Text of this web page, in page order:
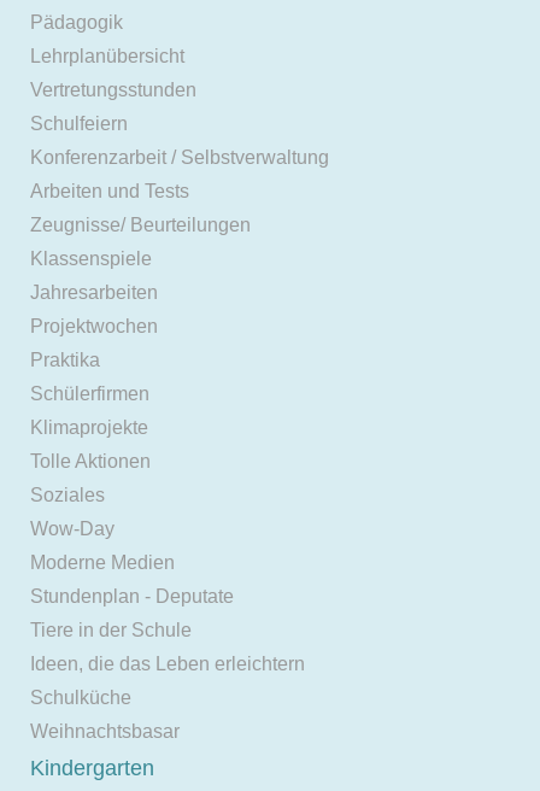
Pädagogik
Lehrplanübersicht
Vertretungsstunden
Schulfeiern
Konferenzarbeit / Selbstverwaltung
Arbeiten und Tests
Zeugnisse/ Beurteilungen
Klassenspiele
Jahresarbeiten
Projektwochen
Praktika
Schülerfirmen
Klimaprojekte
Tolle Aktionen
Soziales
Wow-Day
Moderne Medien
Stundenplan - Deputate
Tiere in der Schule
Ideen, die das Leben erleichtern
Schulküche
Weihnachtsbasar
Kindergarten